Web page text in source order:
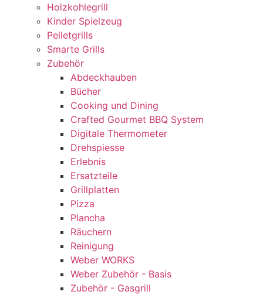
Holzkohlegrill
Kinder Spielzeug
Pelletgrills
Smarte Grills
Zubehör
Abdeckhauben
Bücher
Cooking und Dining
Crafted Gourmet BBQ System
Digitale Thermometer
Drehspiesse
Erlebnis
Ersatzteile
Grillplatten
Pizza
Plancha
Räuchern
Reinigung
Weber WORKS
Weber Zubehör - Basis
Zubehör - Gasgrill